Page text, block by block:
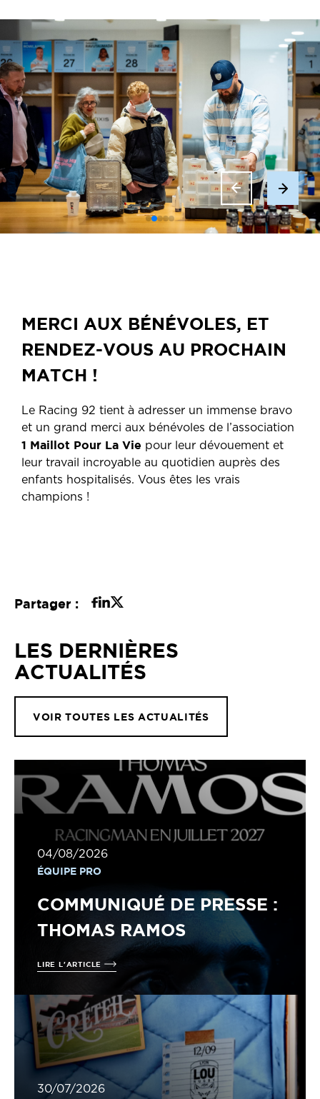
MERCI AUX BÉNÉVOLES, ET
RENDEZ-VOUS AU PROCHAIN
MATCH !
Le Racing 92 tient à adresser un immense bravo
et un grand merci aux bénévoles de l’association
1 Maillot Pour La Vie pour leur dévouement et
leur travail incroyable au quotidien auprès des
enfants hospitalisés. Vous êtes les vrais
champions !
Partager :
LES DERNIÈRES
ACTUALITÉS
VOIR TOUTES LES ACTUALITÉS
04/08/2026
ÉQUIPE PRO
COMMUNIQUÉ DE PRESSE :
THOMAS RAMOS
LIRE L'ARTICLE
30/07/2026